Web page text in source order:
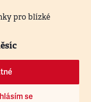
pro blízké
se